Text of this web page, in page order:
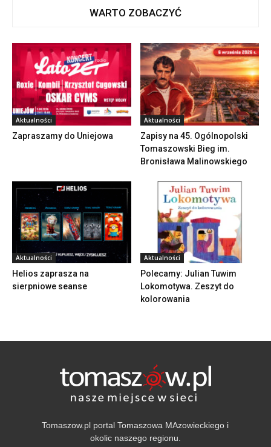
WARTO ZOBACZYĆ
Aktualności
Zapraszamy do Uniejowa
Aktualności
Zapisy na 45. Ogólnopolski
Tomaszowski Bieg im.
Bronisława Malinowskiego
Aktualności
Helios zaprasza na
sierpniowe seanse
Aktualności
Polecamy: Julian Tuwim
Lokomotywa. Zeszyt do
kolorowania
Tomaszow.pl portal Tomaszowa MAzowieckiego i
okolic naszego regionu.